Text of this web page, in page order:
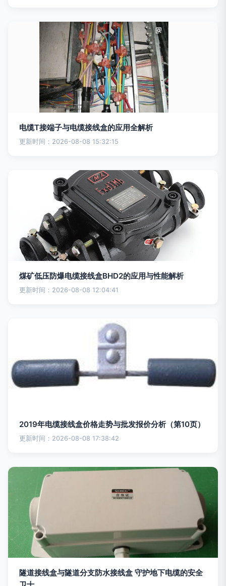
电缆T接端子与电缆接线盒的应用全解析
更新时间：2026-08-08 15:32:15
煤矿低压防爆电缆接线盒BHD2的应用与性能解析
更新时间：2026-08-08 12:04:41
2019年电缆接线盒价格走势与批发报价分析（第10页）
更新时间：2026-08-08 17:38:42
隧道接线盒与隧道分支防水接线盒 守护地下电缆的安全